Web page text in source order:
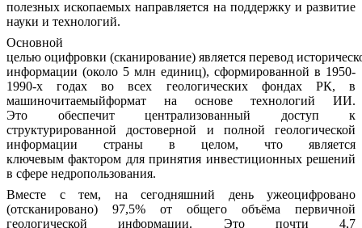
полезных ископаемых направляется на поддержку и развитие
науки и технологий.
Основной
целью оцифровки (сканирование) является перевод
информации (около 5 млн единиц), сформированной в 1950-
1990-х годах
во всех геологических фондах РК,
в
машиночитаемыйформат на основе технологий ИИ.
Это
обеспечит централизованный доступ к
структурированной
достоверной и полной
геологической
информации
страны
в целом, что является
ключевым фактором для принятия инвестиционных решений
в сфере недропользования.
Вместе с тем, на сегодняшний день
ужеоцифровано
(отсканировано)
97,5% от общего объёма
первичной
геологической информации.
Это почти 4,7